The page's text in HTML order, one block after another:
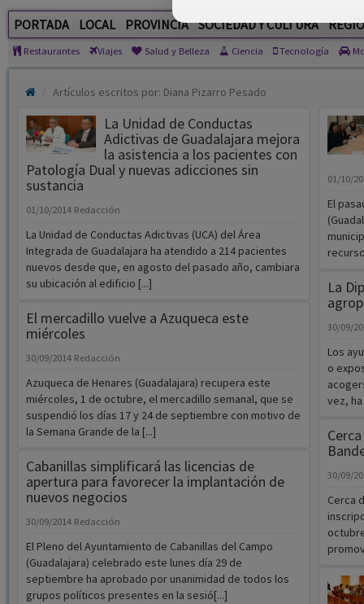
PORTADA LOCAL PROVINCIA SOCIEDAD Y CULTURA
Restaurantes Viajes Salud y Belleza Ciencia Tecnología
Artículos escritos por: Diana Pizarro Pesado
La Unidad de Conductas
Adictivas de Guadalajara mejora
la asistencia a los pacientes con
Patología Dual y nuevas adicciones sin
sustancia
01/10/2014 Redacción
La Unidad de Conductas Adictivas (UCA) del Área
Integrada de Guadalajara ha atendido a 214 pacientes
nuevos desde que, en agosto del pasado año, cambiara
su ubicación al edificio [...]
El mercadillo vuelve a Azuqueca este
miércoles
30/09/2014 Redacción
Azuqueca de Henares (Guadalajara) recupera este
miércoles, 1 de octubre, el mercadillo semanal, que se
suspendió los días 17 y 24 de septiembre con motivo de
la Semana Grande de la [...]
Cabanillas simplificará las licencias de
apertura para favorecer la implantación de
nuevos negocios
30/09/2014 Redacción
El Pleno del Ayuntamiento de Cabanillas del Campo
(Guadalajara) celebrado este lunes día 29 de
septiembre ha aprobado por unanimidad de todos los
grupos políticos presentes en la sesió[...]
01/10/
El
La
30/09/
Los
o
vez,
30/09/
Cerca